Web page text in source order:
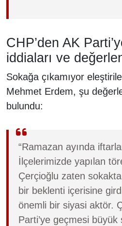
CHP’den AK
iddiaları ve
Sokağa çıkamıyor
Mehmet Erdem, şu
bulundu:
“Ramazan ayında
İlçelerimizde yapılan
Çerçioğlu zaten
bir beklenti içerisine
önemli bir siyasi aktör.
Parti’ye geçmesi büyük